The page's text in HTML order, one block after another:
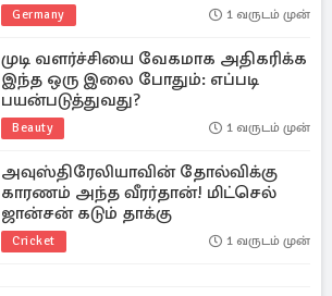
Germany 1 வருடம் முன்
முடி வளர்ச்சியை வேகமாக அதிகரிக்க
இந்த ஒரு இலை போதும்: எப்படி
பயன்படுத்துவது?
Beauty 1 வருடம் முன்
அவுஸ்திரேலியாவின் தோல்விக்கு
காரணம் அந்த வீரர்தான்! மிட்செல்
ஜான்சன் கடும் தாக்கு
Cricket 1 வருடம் முன்